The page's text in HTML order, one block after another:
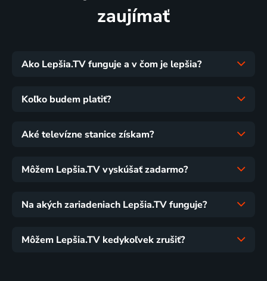
zaujímať
Ako Lepšia.TV funguje a v čom je lepšia?
Koľko budem platiť?
Aké televízne stanice získam?
Môžem Lepšia.TV vyskúšať zadarmo?
Na akých zariadeniach Lepšia.TV funguje?
Môžem Lepšia.TV kedykoľvek zrušiť?